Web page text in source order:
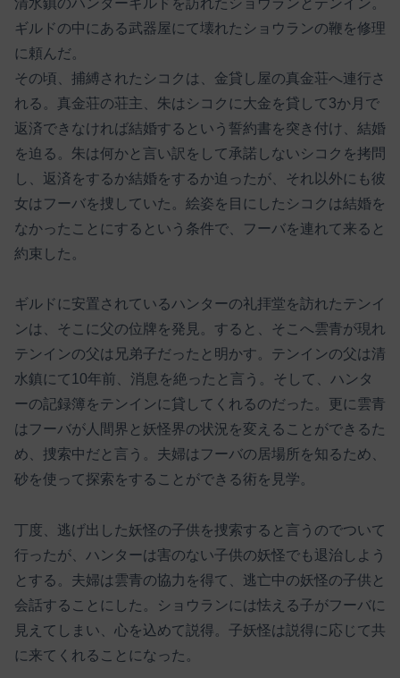
ギルドの中にある武器屋にて壊れたショウランの鞭を修理
に頼んだ。
その頃、捕縛されたシコクは、金貸し屋の真金荘へ連行さ
れる。真金荘の荘主、朱はシコクに大金を貸して3か月で
返済できなければ結婚するという誓約書を突き付け、結婚
を迫る。朱は何かと言い訳をして承諾しないシコクを拷問
し、返済をするか結婚をするか迫ったが、それ以外にも彼
女はフーバを捜していた。絵姿を目にしたシコクは結婚を
なかったことにするという条件で、フーバを連れて来ると
約束した。
ギルドに安置されているハンターの礼拝堂を訪れたテンイ
ンは、そこに父の位牌を発見。すると、そこへ雲青が現れ
テンインの父は兄弟子だったと明かす。テンインの父は清
水鎮にて10年前、消息を絶ったと言う。そして、ハンタ
ーの記録簿をテンインに貸してくれるのだった。更に雲青
はフーバが人間界と妖怪界の状況を変えることができるた
め、捜索中だと言う。夫婦はフーバの居場所を知るため、
砂を使って探索をすることができる術を見学。
丁度、逃げ出した妖怪の子供を捜索すると言うのでついて
行ったが、ハンターは害のない子供の妖怪でも退治しよう
とする。夫婦は雲青の協力を得て、逃亡中の妖怪の子供と
会話することにした。ショウランには怯える子がフーバに
見えてしまい、心を込めて説得。子妖怪は説得に応じて共
に来てくれることになった。